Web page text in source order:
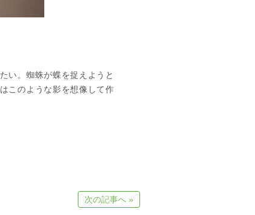
い。蜘蛛が蝶を捉えようと
このような影を想像して作
次の記事へ »